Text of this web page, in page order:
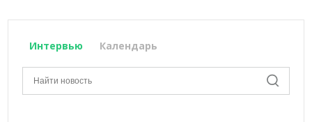
Интервью Календарь